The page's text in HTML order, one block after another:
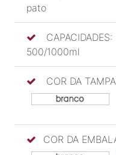
pato
CAPACIDADES:
500/1000ml
COR DA
COR DA